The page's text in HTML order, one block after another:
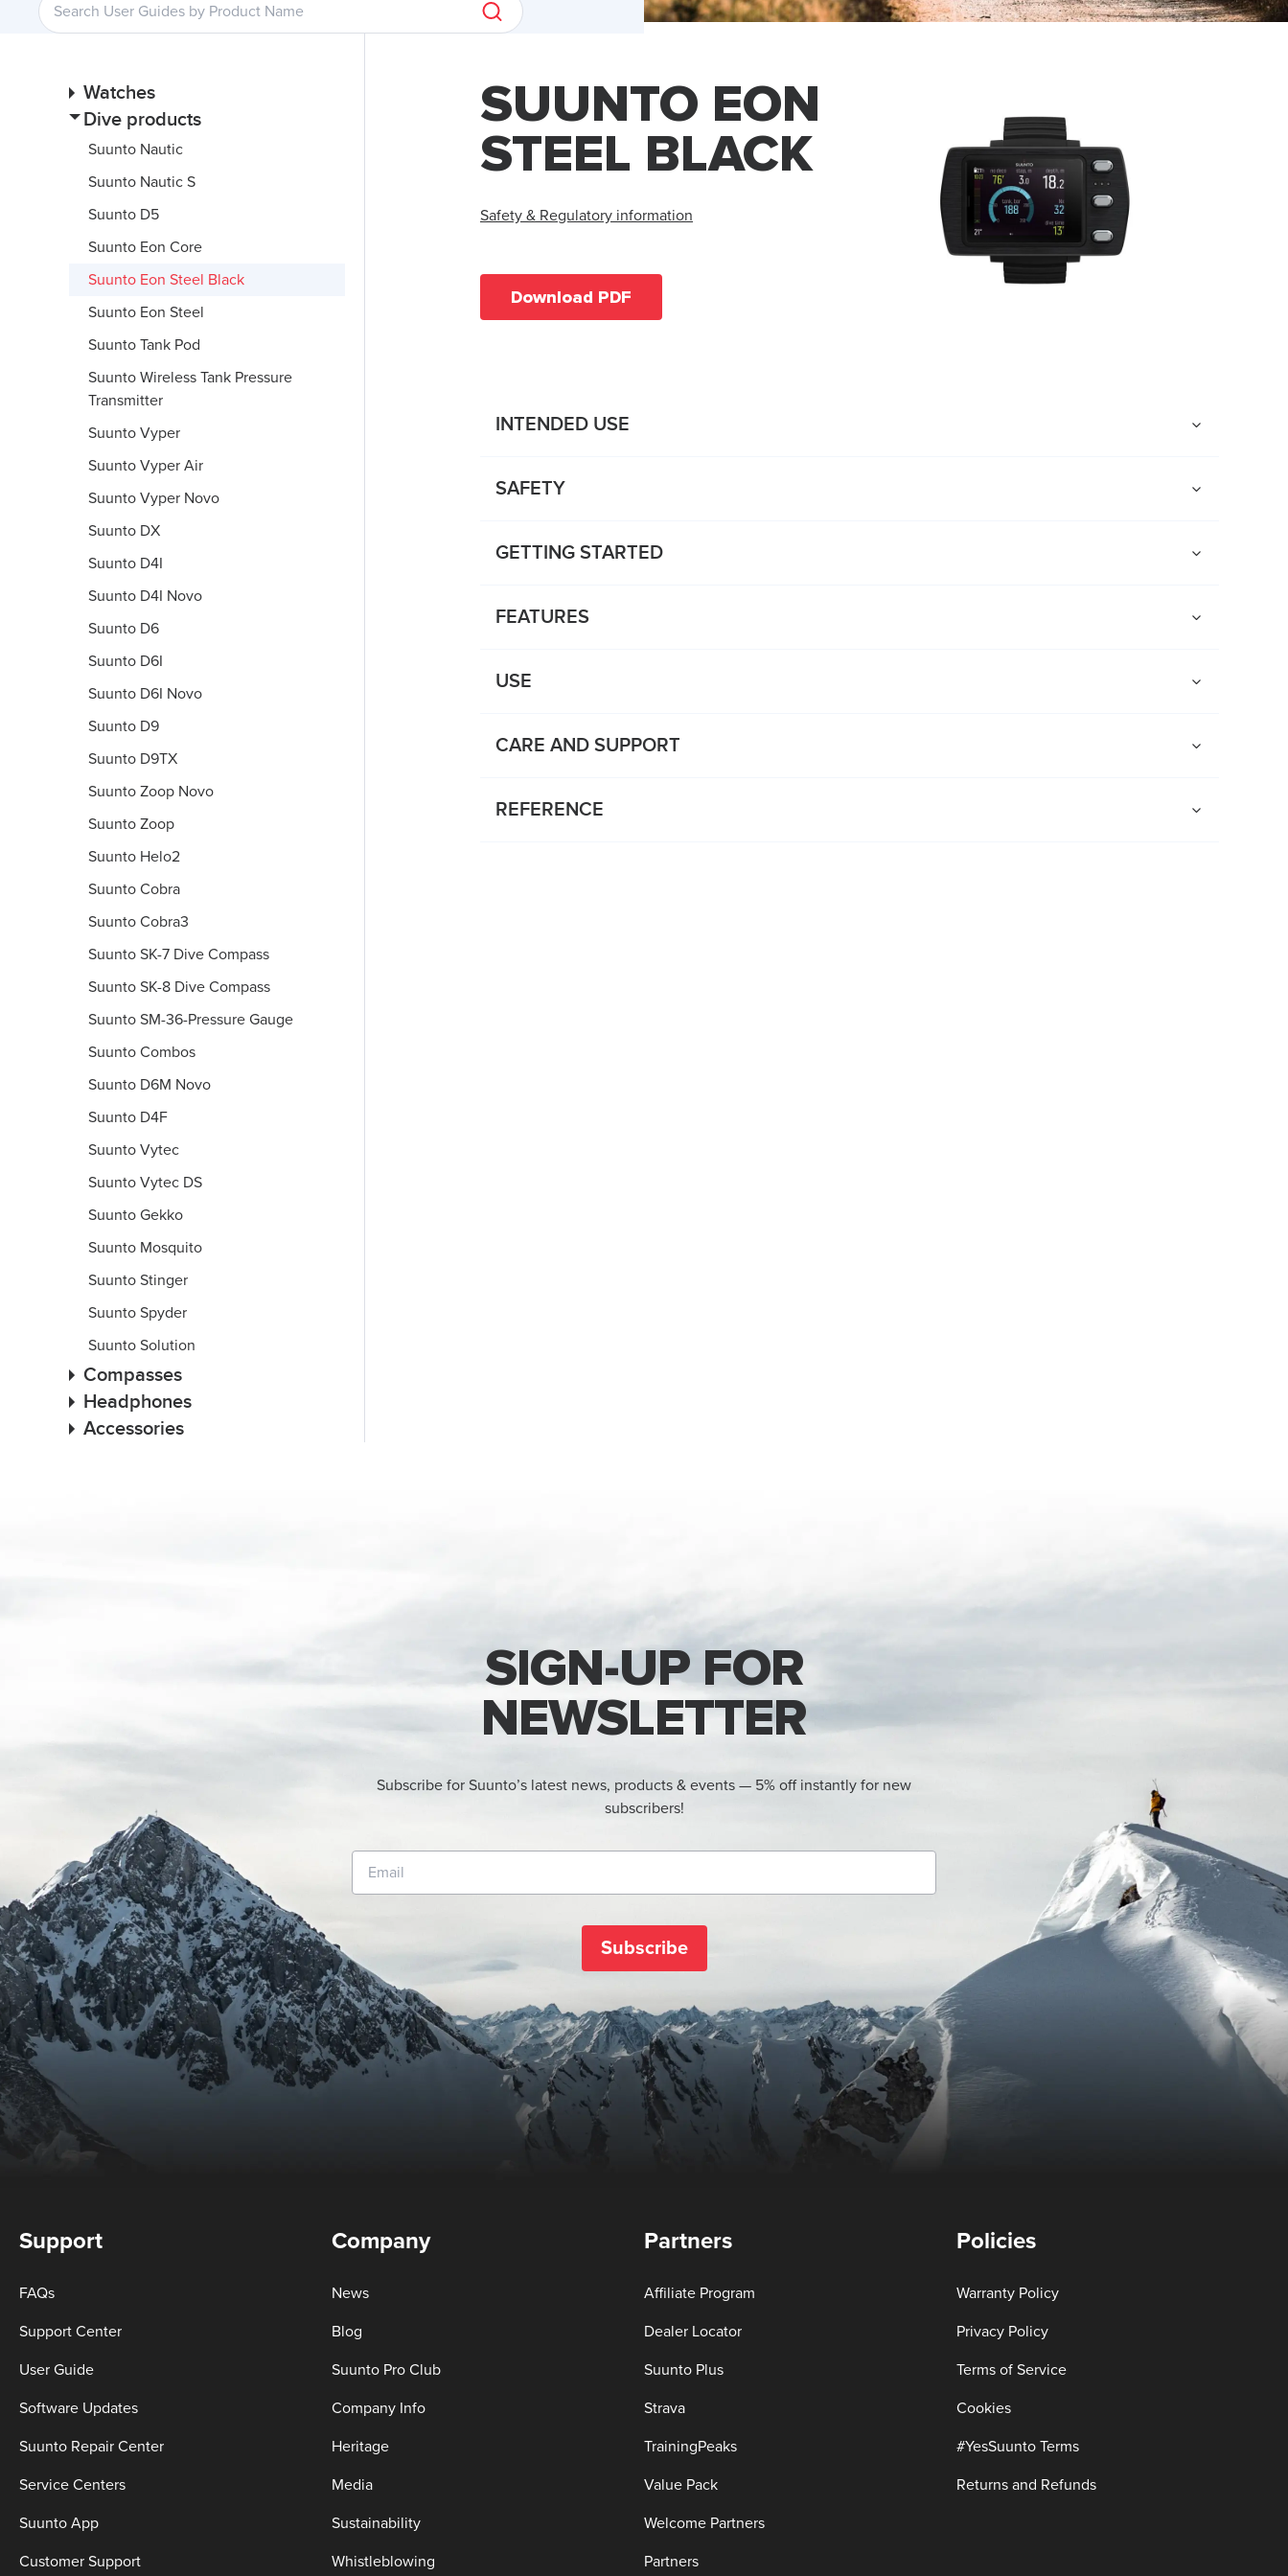
Watches
Dive products
Suunto Nautic
Suunto Nautic S
Suunto D5
Suunto Eon Core
Suunto Eon Steel Black
Suunto Eon Steel
Suunto Tank Pod
Suunto Wireless Tank Pressure
Transmitter
Suunto Vyper
Suunto Vyper Air
Suunto Vyper Novo
Suunto DX
Suunto D4I
Suunto D4I Novo
Suunto D6
Suunto D6I
Suunto D6I Novo
Suunto D9
Suunto D9TX
Suunto Zoop Novo
Suunto Zoop
Suunto Helo2
Suunto Cobra
Suunto Cobra3
Suunto SK-7 Dive Compass
Suunto SK-8 Dive Compass
Suunto SM-36-Pressure Gauge
Suunto Combos
Suunto D6M Novo
Suunto D4F
Suunto Vytec
Suunto Vytec DS
Suunto Gekko
Suunto Mosquito
Suunto Stinger
Suunto Spyder
Suunto Solution
Compasses
Headphones
Accessories
SUUNTO EON
STEEL BLACK
Safety & Regulatory information
Download PDF
INTENDED USE
SAFETY
GETTING STARTED
FEATURES
USE
CARE AND SUPPORT
REFERENCE
SIGN-UP FOR
NEWSLETTER
Subscribe for Suunto’s latest news, products & events — 5% off instantly for new
subscribers!
Subscribe
Support
FAQs
Support Center
User Guide
Software Updates
Suunto Repair Center
Service Centers
Suunto App
Customer Support
Company
News
Blog
Suunto Pro Club
Company Info
Heritage
Media
Sustainability
Whistleblowing
Partners
Affiliate Program
Dealer Locator
Suunto Plus
Strava
TrainingPeaks
Value Pack
Welcome Partners
Partners
Policies
Warranty Policy
Privacy Policy
Terms of Service
Cookies
#YesSuunto Terms
Returns and Refunds